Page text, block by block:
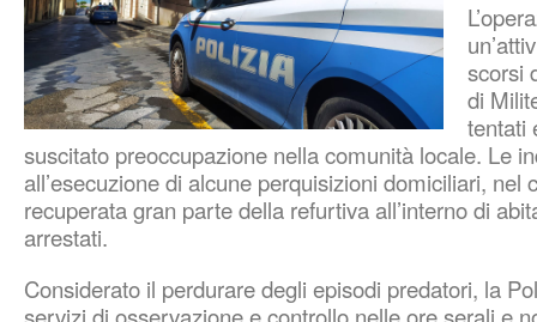
scorsi
di
tentati
suscitato preoccupazione nella comunità locale. Le
all’esecuzione di alcune perquisizioni domiciliari, nel
recuperata gran parte della refurtiva all’interno di
arrestati.
Considerato il perdurare degli episodi predatori, la